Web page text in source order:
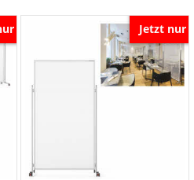
Jetzt nur